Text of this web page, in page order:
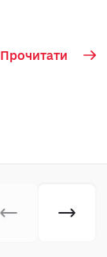
Прочитати